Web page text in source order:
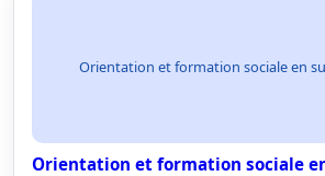
Orientation et formation sociale en
Orientation et formation sociale